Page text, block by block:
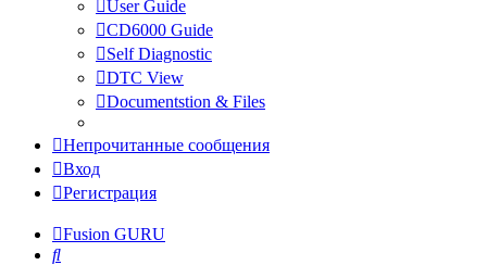
User Guide
CD6000 Guide
Self Diagnostic
DTC View
Documentstion & Files
Непрочитанные сообщения
Вход
Регистрация
Fusion GURU
Поиск